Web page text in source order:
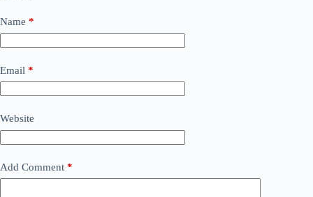
Name *
Email *
Website
Add Comment *